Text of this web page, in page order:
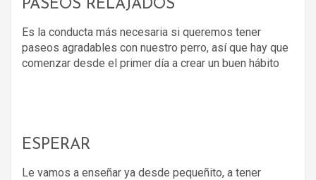
PASEOS RELAJADOS
Es la conducta más necesaria si queremos tener
paseos agradables con nuestro perro, así que hay que
comenzar desde el primer día a crear un buen hábito
ESPERAR
Le vamos a enseñar ya desde pequeñito, a tener